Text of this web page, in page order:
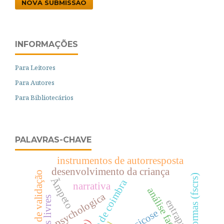
NOVA SUBMISSÃO
INFORMAÇÕES
Para Leitores
Para Autores
Para Bibliotecários
PALAVRAS-CHAVE
psychologica
desenvolvimento da criança
narrativa
instrumentos de autorresposta
Ãmpeto formas (fscrs)